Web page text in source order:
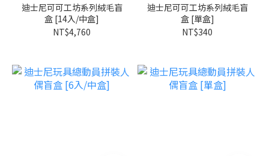
迪士尼可可工坊系列絨毛盲
盒 [14入/中盒]
NT$4,760
迪士尼可可工坊系列絨毛盲
盒 [單盒]
NT$340